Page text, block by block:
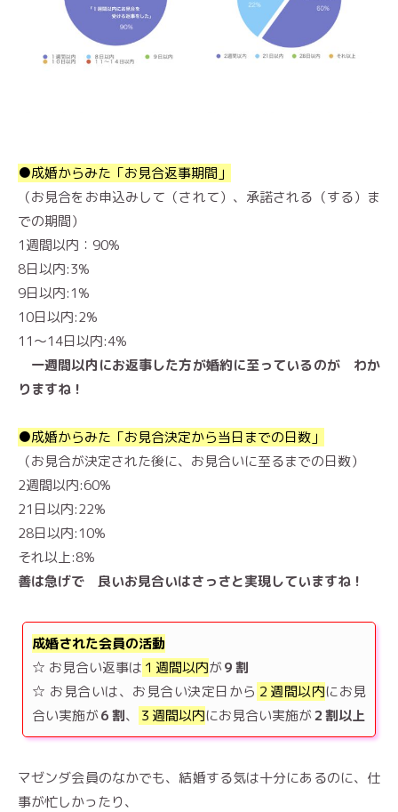
●成婚からみた「お見合返事期間」
（お見合をお申込みして（されて）、承諾される（する）ま
での期間）
1週間以内：90%
8日以内:3%
9日以内:1%
10日以内:2%
11～14日以内:4%
一週間以内にお返事した方が婚約に至っているのが わか
りますね！
●成婚からみた「お見合決定から当日までの日数」
（お見合が決定された後に、お見合いに至るまでの日数）
2週間以内:60%
21日以内:22%
28日以内:10%
それ以上:8%
善は急げで 良いお見合いはさっさと実現していますね！
成婚された会員の活動
☆ お見合い返事は １週間以内が９割
☆ お見合いは、お見合い決定日から ２週間以内にお見
合い実施が６割、 ３週間以内にお見合い実施が２割以上
マゼンダ会員のなかでも、結婚する気は十分にあるのに、仕
事が忙しかったり、